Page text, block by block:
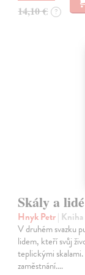
14,10 € ?
Skály a
Hnyk Petr| Kniha
V druhém svazku
lidem, kteří svůj
teplickými
zaměstnání.…